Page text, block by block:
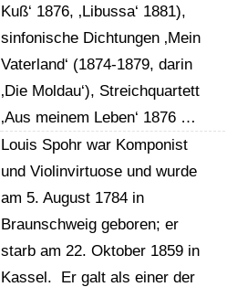
Kuß‘ 1876, ‚Libussa‘ 1881),
sinfonische Dichtungen ‚Mein
Vaterland‘ (1874-1879, darin
‚Die Moldau‘), Streichquartett
‚Aus meinem Leben‘ 1876 …
Louis Spohr war Komponist
und Violinvirtuose und wurde
am 5. August 1784 in
Braunschweig geboren; er
starb am 22. Oktober 1859 in
Kassel. Er galt als einer der